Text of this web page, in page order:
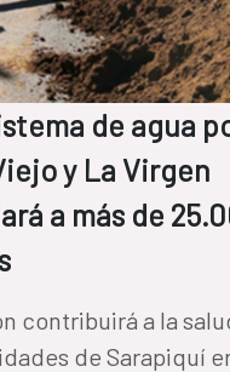
de agua
y La Virgen
a más de
contribuirá a la
de Sarapiquí